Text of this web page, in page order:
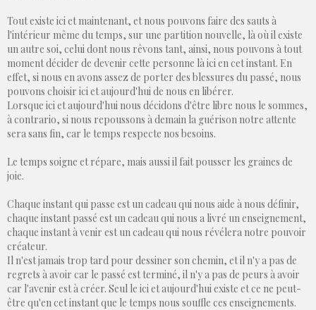
Tout existe ici et maintenant, et nous pouvons faire des sauts à
l'intérieur même du temps, sur une partition nouvelle, là où il existe
un autre soi, celui dont nous rêvons tant, ainsi, nous pouvons à tout
moment décider de devenir cette personne là ici en cet instant. En
effet, si nous en avons assez de porter des blessures du passé, nous
pouvons choisir ici et aujourd'hui de nous en libérer.
Lorsque ici et aujourd'hui nous décidons d'être libre nous le sommes,
à contrario, si nous repoussons à demain la guérison notre attente
sera sans fin, car le temps respecte nos besoins.
Le temps soigne et répare, mais aussi il fait pousser les graines de
joie.
Chaque instant qui passe est un cadeau qui nous aide à nous définir,
chaque instant passé est un cadeau qui nous a livré un enseignement,
chaque instant à venir est un cadeau qui nous révélera notre pouvoir
créateur.
Il n'est jamais trop tard pour dessiner son chemin, et il n'y a pas de
regrets à avoir car le passé est terminé, il n'y a pas de peurs à avoir
car l'avenir est à créer. Seul le ici et aujourd'hui existe et ce ne peut-
être qu'en cet instant que le temps nous souffle ces enseignements.